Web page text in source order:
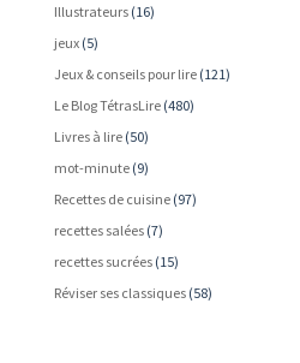
Illustrateurs(16)
jeux(5)
Jeux & conseils pour lire(121)
Le Blog TétrasLire(480)
Livres à lire(50)
mot-minute(9)
Recettes de cuisine(97)
recettes salées(7)
recettes sucrées(15)
Réviser ses classiques(58)